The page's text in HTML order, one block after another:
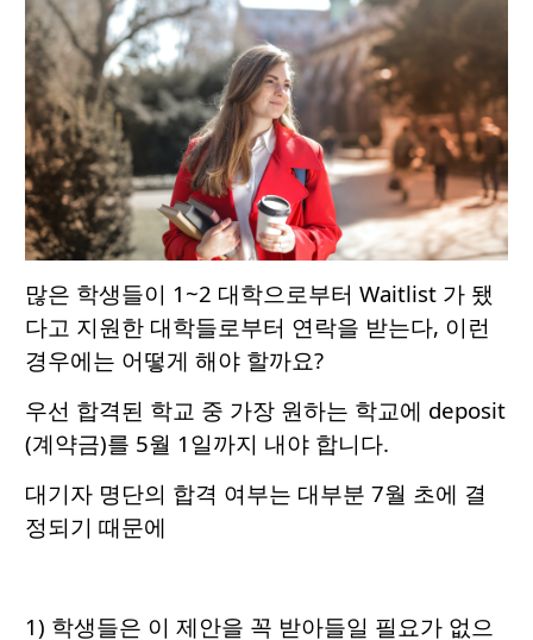
많은 학생들이 1~2 대학으로부터 Waitlist 가 됐
다고 지원한 대학들로부터 연락을 받는다, 이런
경우에는 어떻게 해야 할까요?
우선 합격된 학교 중 가장 원하는 학교에 deposit
(계약금)를 5월 1일까지 내야 합니다.
대기자 명단의 합격 여부는 대부분 7월 초에 결
정되기 때문에
1) 학생들은 이 제안을 꼭 받아들일 필요가 없으